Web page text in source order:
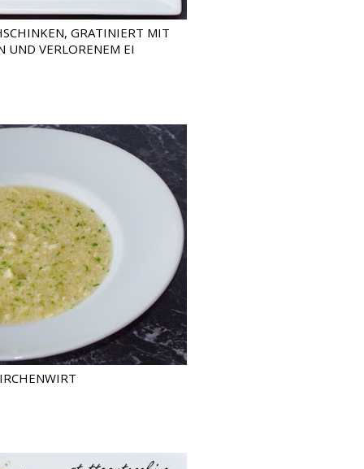
GRATINIERT MIT
UND VERLORENEM EI